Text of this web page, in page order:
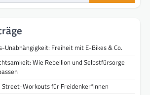
Unabhängigkeit: Freiheit mit E-Bikes & Co.
Wie Rebellion und Selbstfürsorge
Street-Workouts für Freidenker*innen